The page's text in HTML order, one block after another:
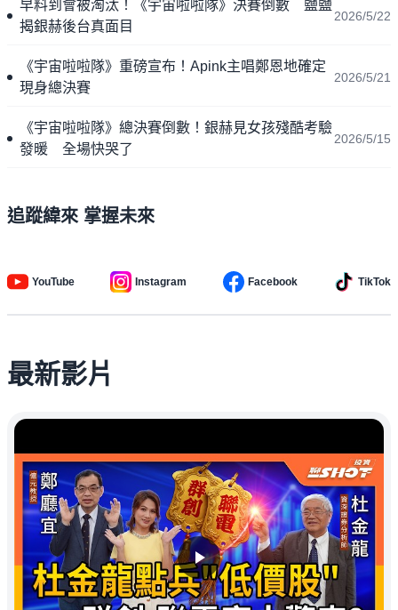
早料到會被淘汰！《宇宙啦啦隊》決賽倒數 鹽鹽
揭銀赫後台真面目
2026/5/22
《宇宙啦啦隊》重磅宣布！Apink主唱鄭恩地確定
現身總決賽
2026/5/21
《宇宙啦啦隊》總決賽倒數！銀赫見女孩殘酷考驗
發暖 全場快哭了
2026/5/15
追蹤緯來 掌握未來
YouTube Instagram Facebook TikTok
最新影片